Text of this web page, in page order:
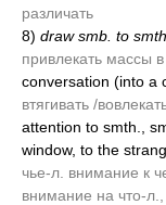
различать
8) draw smb. to smth.
привлекать массы в
conversation (into a
втягивать /
attention to smth.,
window, to the
чье-л. внимание к
внимание на что-л.,